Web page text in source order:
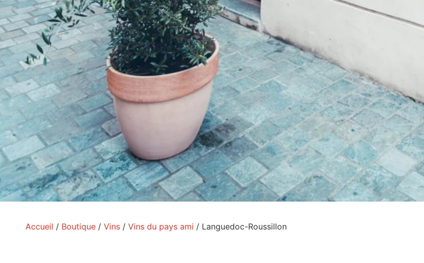
Accueil / Boutique /Vins /Vins du pays ami / Languedoc-Roussillon